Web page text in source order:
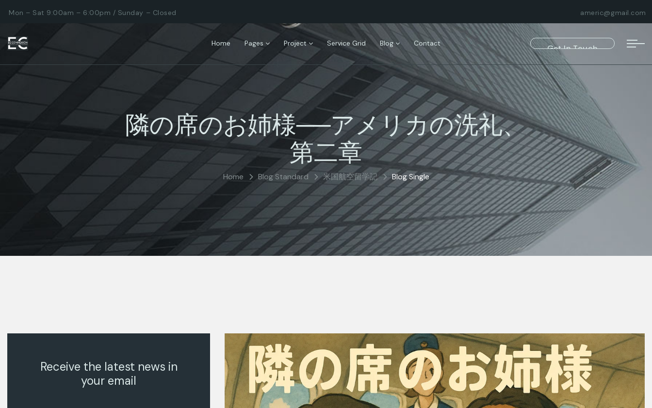
Mon – Sat 9:00am – 6:00pm / Sunday – Closed americ@gmail.com
Home Pages Project Service Grid Blog Contact
隣の席のお姉様──アメリカの洗礼、
第二章
Home Blog Standard 米国航空留学記 Blog Single
Receive the latest news in
your email